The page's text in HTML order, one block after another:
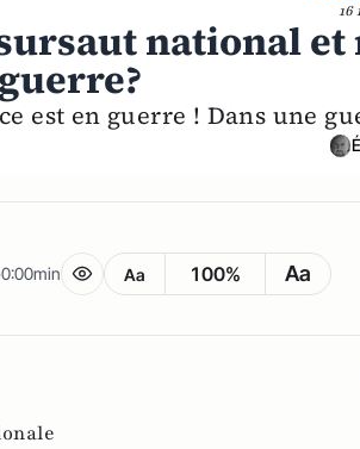
16
national
est en guerre ! Dans une
0:00min Aa 100% Aa